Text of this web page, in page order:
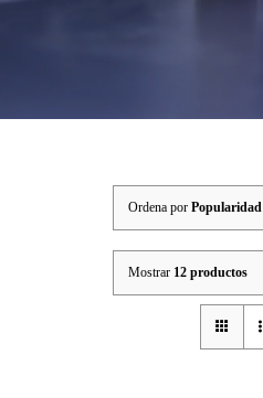
Ordena por Popularidad
Mostrar 12 productos